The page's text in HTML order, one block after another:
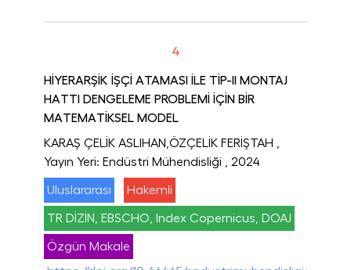
4
HİYERARŞİK İŞÇİ ATAMASI İLE TİP-II MONTAJ
HATTI DENGELEME PROBLEMİ İÇİN BİR
MATEMATİKSEL MODEL
KARAŞ ÇELİK ASLIHAN,ÖZÇELİK FERİŞTAH
Yayın Yeri: Endüstri Mühendisliği
, 2024
Uluslararası Hakemli
TR DİZİN, EBSCHO, Index Copernicus, DOAJ
Özgün Makale